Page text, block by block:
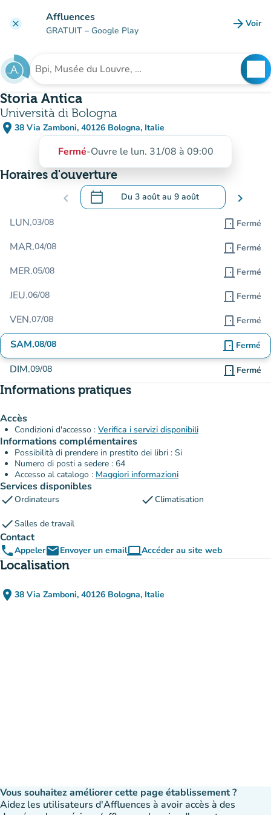
clear Affluences
GRATUIT – Google Play arrow_forward Voir
Rechercher un établissement
Storia Antica
Università di Bologna
place 38 Via Zamboni, 40126 Bologna, Italie
(ouvrir dans Google Maps)
(nouvel onglet)
Fermé-Ouvre le lun. 31/08 à 09:00
Horaires d'ouverture
chevron_left calendar_today Du 3 aoûtau 9 août
.Ouvrir le calendrier pour changer de
chevron_right
LUN.03/08 door_front Fermé
MAR.04/08 door_front Fermé
MER.05/08 door_front Fermé
JEU.06/08 door_front Fermé
VEN.07/08 door_front Fermé
SAM.08/08 door_front Fermé
DIM.09/08 door_front Fermé
Informations pratiques
Accès
Condizioni d'accesso : Verifica i servizi disponibili
Informations complémentaires
Possibilità di prendere in prestito dei libri : Si
Numero di posti a sedere : 64
Accesso al catalogo : Maggiori informazioni
Services disponibles
checkOrdinateurs checkClimatisation
checkSalles de travail
Contact
phoneAppeleremailEnvoyer un emailcomputerAccéder au site web
(nouvel onglet)
Localisation
place 38 Via Zamboni, 40126 Bologna, Italie
(ouvrir dans Google Maps)
(nouvel onglet)
Vous souhaitez améliorer cette page établissement ?
Aidez les utilisateurs d'Affluences à avoir accès à des